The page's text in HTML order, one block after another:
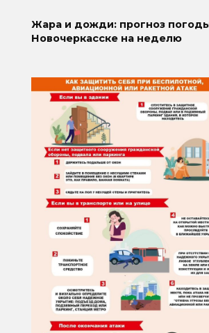
Жара и дожди: прогноз
Новочеркасске на неделю